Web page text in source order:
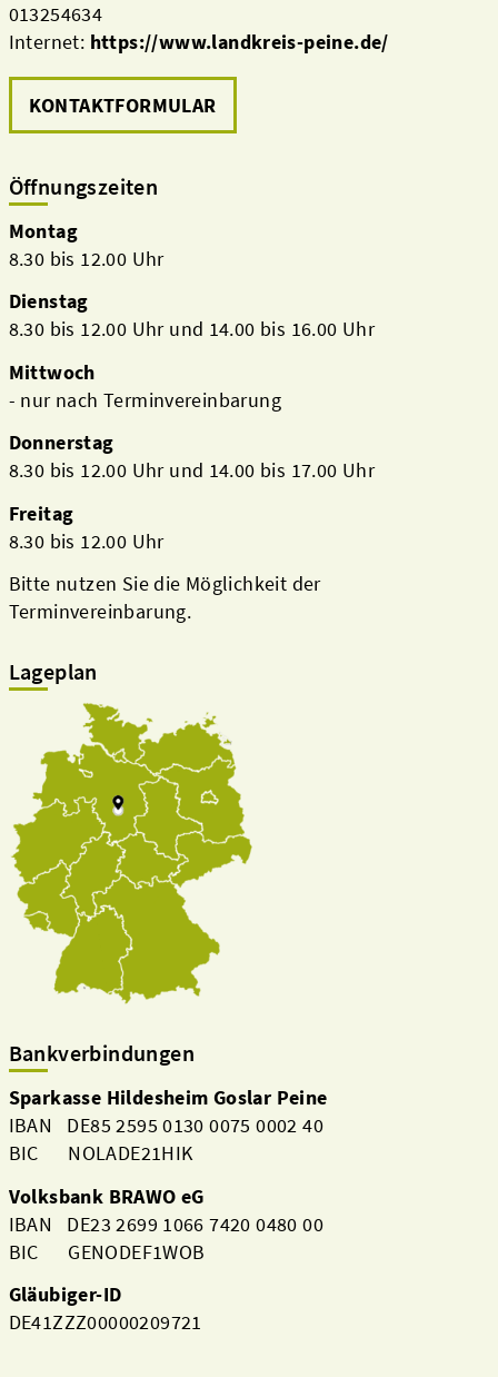
013254634
Internet: https://www.landkreis-peine.de/
KONTAKTFORMULAR
Öffnungszeiten
Montag
8.30 bis 12.00 Uhr
Dienstag
8.30 bis 12.00 Uhr und 14.00 bis 16.00 Uhr
Mittwoch
- nur nach Terminvereinbarung
Donnerstag
8.30 bis 12.00 Uhr und 14.00 bis 17.00 Uhr
Freitag
8.30 bis 12.00 Uhr
Bitte nutzen Sie die Möglichkeit der
Terminvereinbarung.
Lageplan
Bankverbindungen
Sparkasse Hildesheim Goslar Peine
IBAN DE85 2595 0130 0075 0002 40
BIC NOLADE21HIK
Volksbank BRAWO eG
IBAN DE23 2699 1066 7420 0480 00
BIC GENODEF1WOB
Gläubiger-ID
DE41ZZZ00000209721